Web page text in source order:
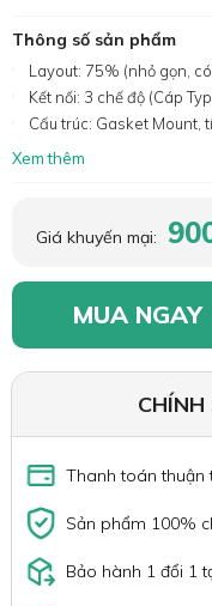
Thông số sản phẩm
Layout: 75% (nhỏ gọn,
Kết nối: 3 chế độ (Cáp
Cấu trúc: Gasket Mount,
Xem thêm
Giá khuyến mại:
MUA NGAY
Thanh toán thuận
Sản phẩm 100%
Bảo hành 1 đổi 1